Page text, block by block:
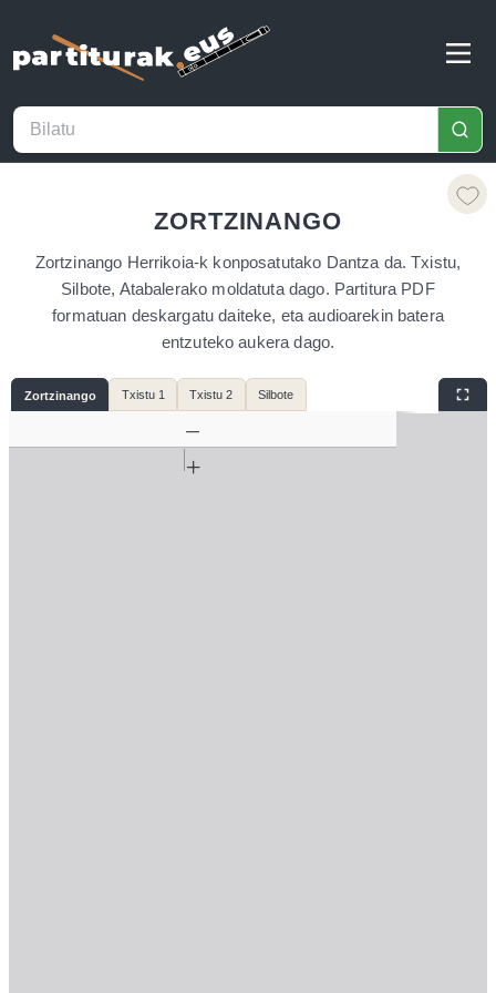
ZORTZINANGO
Zortzinango Herrikoia-k konposatutako Dantza da. Txistu,
Silbote, Atabalerako moldatuta dago. Partitura PDF
formatuan deskargatu daiteke, eta audioarekin batera
entzuteko aukera dago.
Zortzinango Txistu 1 Txistu 2 Silbote